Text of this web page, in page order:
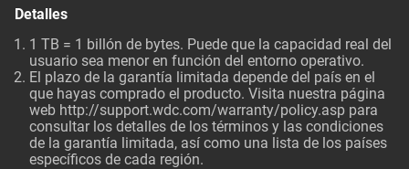
Detalles
1 TB = 1 billón de bytes. Puede que la capacidad real del
usuario sea menor en función del entorno operativo.
El plazo de la garantía limitada depende del país en el
que hayas comprado el producto. Visita nuestra página
web http://support.wdc.com/warranty/policy.asp para
consultar los detalles de los términos y las condiciones
de la garantía limitada, así como una lista de los países
específicos de cada región.